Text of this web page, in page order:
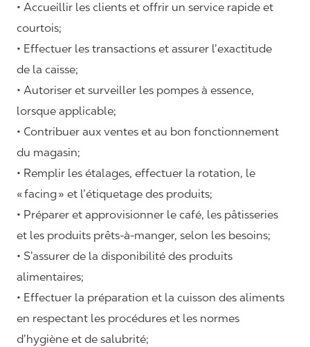
• Accueillir les clients et offrir un service rapide et
courtois;
• Effectuer les transactions et assurer l’exactitude
de la caisse;
• Autoriser et surveiller les pompes à essence,
lorsque applicable;
• Contribuer aux ventes et au bon fonctionnement
du magasin;
• Remplir les étalages, effectuer la rotation, le
«facing» et l’étiquetage des produits;
• Préparer et approvisionner le café, les pâtisseries
et les produits prêts-à-manger, selon les besoins;
• S’assurer de la disponibilité des produits
alimentaires;
• Effectuer la préparation et la cuisson des aliments
en respectant les procédures et les normes
d’hygiène et de salubrité;